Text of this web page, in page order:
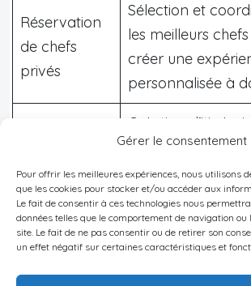
Gérer le consentement
Pour offrir les meilleures expériences, nous utilisons
que les cookies pour stocker et/ou accéder aux
Le fait de consentir à ces technologies nous
données telles que le comportement de navigation ou
site. Le fait de ne pas consentir ou de retirer son
un effet négatif sur certaines caractéristiques et
Réservation
de chefs
privés
Sélection et
les meilleurs
créer une
personnalisée à
Planification
d’expériences
sur mesure
Création
(excursions
dégustations
rares),
uniques selon les
spécifiques du